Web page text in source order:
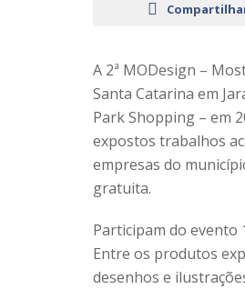
A 2ª MODesign –
Santa Catarina em
Park Shopping – em
expostos trabalhos
empresas do
gratuita.
Participam do evento
Entre os produtos
desenhos e